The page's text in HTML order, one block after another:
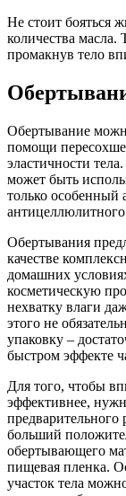
Не стоит бояться
количества
промакнув тело
Обертывание
помощи
эластичности
может быть
только особенный
Обертывания
качестве
домашних
косметическую
нехватку влаги
этого не
упаковку –
быстром эффекте
Для того, чтобы
эффективнее,
предварительного
больший
обертывающего
пищевая пленка.
участок тела